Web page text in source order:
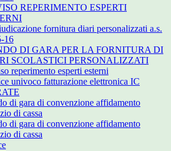
REPERIMENTO ESPERTI
fornitura diari personalizzati a.s.
16
DI GARA PER LA FORNITURA DI
SCOLASTICI PERSONALIZZATI
reperimento esperti esterni
univoco fatturazione elettronica IC
di gara di convenzione affidamento
di cassa
di gara di convenzione affidamento
di cassa